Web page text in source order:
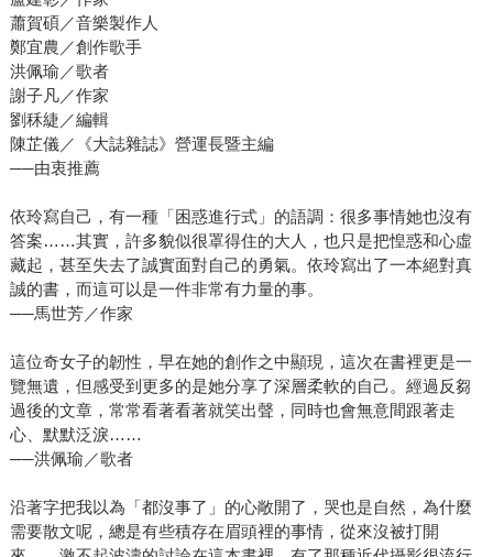
蕭賀碩／音樂製作人
鄭宜農／創作歌手
洪佩瑜／歌者
謝子凡／作家
劉秝緁／編輯
陳芷儀／《大誌雜誌》營運長暨主編
──由衷推薦
依玲寫自己，有一種「困惑進行式」的語調：很多事情她也沒有
答案……其實，許多貌似很罩得住的大人，也只是把惶惑和心虛
藏起，甚至失去了誠實面對自己的勇氣。依玲寫出了一本絕對真
誠的書，而這可以是一件非常有力量的事。
──馬世芳／作家
這位奇女子的韌性，早在她的創作之中顯現，這次在書裡更是一
覽無遺，但感受到更多的是她分享了深層柔軟的自己。經過反芻
過後的文章，常常看著看著就笑出聲，同時也會無意間跟著走
心、默默泛淚……
──洪佩瑜／歌者
沿著字把我以為「都沒事了」的心敞開了，哭也是自然，為什麼
需要散文呢，總是有些積存在眉頭裡的事情，從來沒被打開